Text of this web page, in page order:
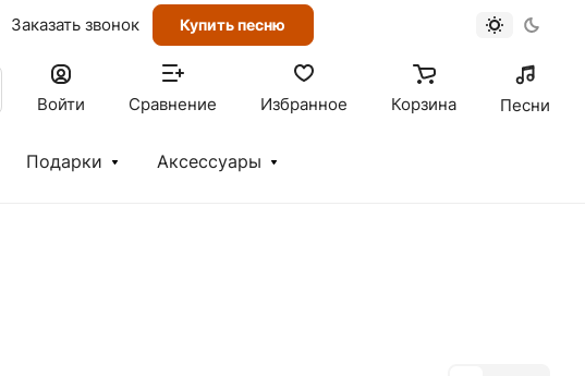
Заказать звонок Купить песню
Войти Сравнение Избранное Корзина Песни
Подарки Аксессуары